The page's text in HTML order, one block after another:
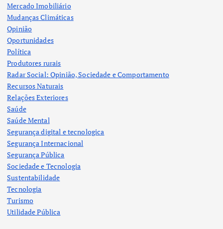
Mercado Imobiliário
Mudanças Climáticas
Opinião
Oportunidades
Política
Produtores rurais
Radar Social: Opinião, Sociedade e Comportamento
Recursos Naturais
Relações Exteriores
Saúde
Saúde Mental
Segurança digital e tecnologica
Segurança Internacional
Segurança Pública
Sociedade e Tecnologia
Sustentabilidade
Tecnologia
Turismo
Utilidade Pública